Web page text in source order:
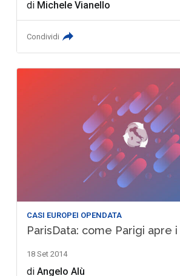
di Michele Vianello
Condividi
CASI EUROPEI OPENDATA
ParisData: come Parigi apre
18 Set 2014
diAngelo Alù